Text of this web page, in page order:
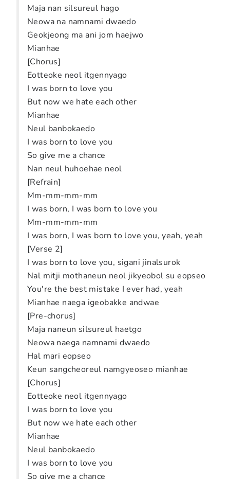
Maja nan silsureul hago
Neowa na namnami dwaedo
Geokjeong ma ani jom haejwo
Mianhae
[Chorus]
Eotteoke neol itgennyago
I was born to love you
But now we hate each other
Mianhae
Neul banbokaedo
I was born to love you
So give me a chance
Nan neul huhoehae neol
[Refrain]
Mm-mm-mm-mm
I was born, I was born to love you
Mm-mm-mm-mm
I was born, I was born to love you, yeah, yeah
[Verse 2]
I was born to love you, sigani jinalsurok
Nal mitji mothaneun neol jikyeobol su eopseo
You're the best mistake I ever had, yeah
Mianhae naega igeobakke andwae
[Pre-chorus]
Maja naneun silsureul haetgo
Neowa naega namnami dwaedo
Hal mari eopseo
Keun sangcheoreul namgyeoseo mianhae
[Chorus]
Eotteoke neol itgennyago
I was born to love you
But now we hate each other
Mianhae
Neul banbokaedo
I was born to love you
So give me a chance